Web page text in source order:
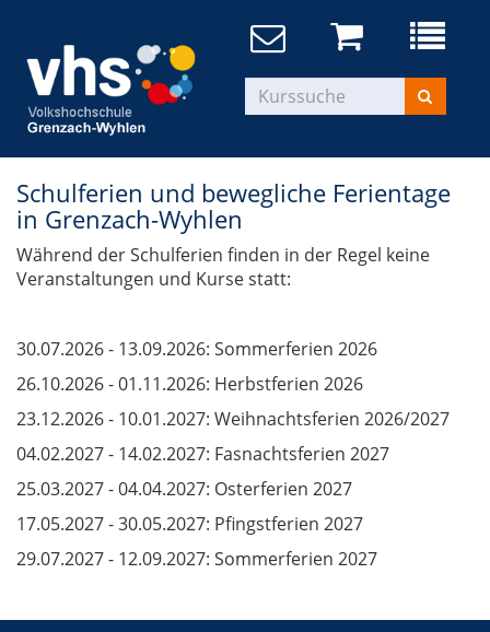
Schulferien und bewegliche Ferientage
in Grenzach-Wyhlen
Während der Schulferien finden in der Regel keine
Veranstaltungen und Kurse statt:
30.07.2026 - 13.09.2026: Sommerferien 2026
26.10.2026 - 01.11.2026: Herbstferien 2026
23.12.2026 - 10.01.2027: Weihnachtsferien 2026/2027
04.02.2027 - 14.02.2027: Fasnachtsferien 2027
25.03.2027 - 04.04.2027: Osterferien 2027
17.05.2027 - 30.05.2027: Pfingstferien 2027
29.07.2027 - 12.09.2027: Sommerferien 2027